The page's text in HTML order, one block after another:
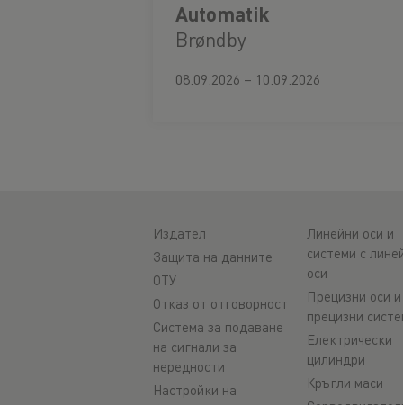
Automatik
Brøndby
08.09.2026 – 10.09.2026
Издател
Защита на данните
ОТУ
Отказ от отговорност
Система за подаване
на сигнали за
нередности
Настройки на
Линейни оси и
системи с
оси
Прецизни оси и
прецизни
Електрически
цилиндри
Кръгли маси